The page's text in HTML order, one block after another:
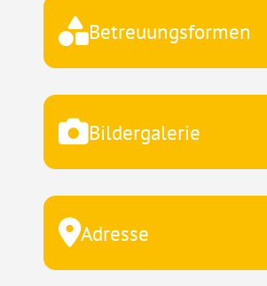
Betreuungsformen
Bildergalerie
Adresse